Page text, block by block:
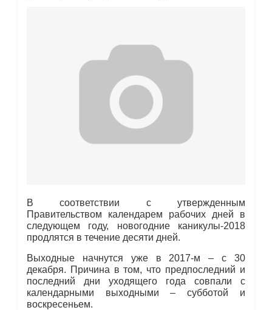
В соответствии с утвержденным
Правительством календарем рабочих дней в
следующем году, новогодние каникулы-2018
продлятся в течение десяти дней.
Выходные начнутся уже в 2017-м – с 30
декабря. Причина в том, что предпоследний и
последний дни уходящего года совпали с
календарными выходными – субботой и
воскресеньем.